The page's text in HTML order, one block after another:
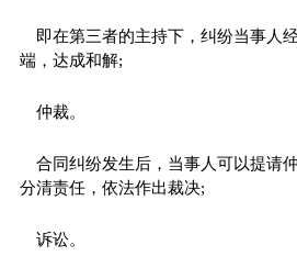
即在第三者的主持下，纠纷当事人
端，达成和解;
仲裁。
合同纠纷发生后，当事人可以提请
分清责任，依法作出裁决;
诉讼。